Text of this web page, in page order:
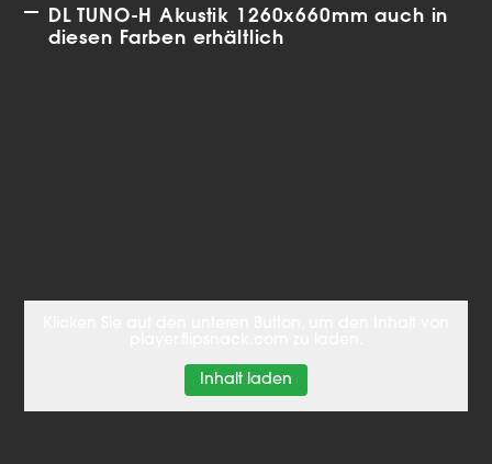
DL TUNO-H Akustik 1260x660mm auch in
diesen Farben erhältlich
Inhalt laden